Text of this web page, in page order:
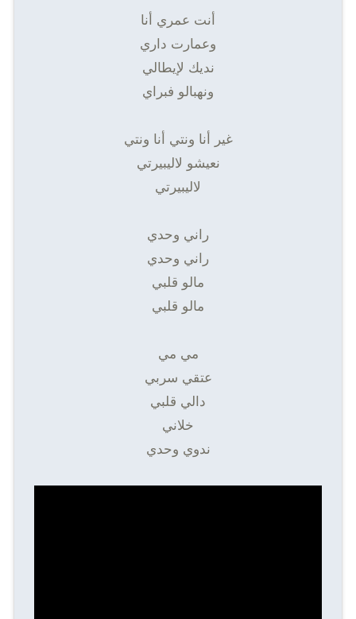
أنت عمري أنا
وعمارت داري
نديك لإيطالي
ونهبالو فبراي
غير أنا ونتي أنا ونتي
نعيشو لاليبيرتي
لاليبيرتي
راني وحدي
راني وحدي
مالو قلبي
مالو قلبي
مي مي
عتقي سربي
دالي قلبي
خلاني
ندوي وحدي